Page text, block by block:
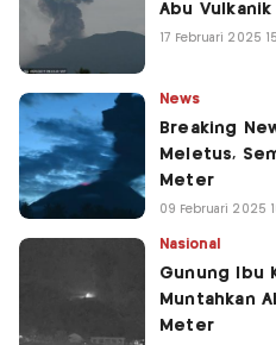
Abu
17 Februari 2025
News
Breaking
Meletus,
Meter
09 Februari 2025
Nasional
Gunung Ibu
Muntahkan
Meter